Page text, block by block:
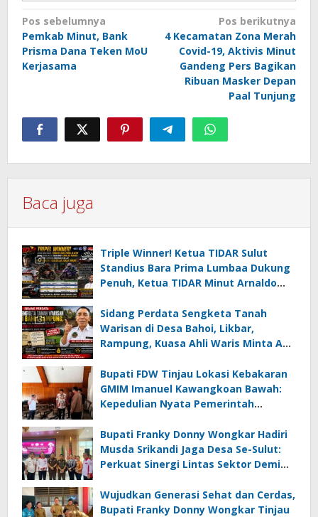
Navigasi
pos
Pos sebelumnya
Pemkab Minut, Bank
Prisma Dana Teken MoU
Kerjasama
Pos berikutnya
4 Kecamatan Zona Merah
Covid-19, Aktivis Minut
Gandeng Pers Bagikan
Ribuan Masker Depan
Paal Tunjung
Baca juga
Triple Winner! Ketua TIDAR Sulut
Standius Bara Prima Lumbaa Dukung
Penuh, Ketua TIDAR Minut Arnaldo
05 MC JOE Sapu Bersih Tiga Gelar
Juara Umum
Sidang Perdata Sengketa Tanah
Warisan di Desa Bahoi, Likbar,
Rampung, Kuasa Ahli Waris Minta APH
Korupsi Dandes
Bupati FDW Tinjau Lokasi Kebakaran
GMIM Imanuel Kawangkoan Bawah:
Kepedulian Nyata Pemerintah
Terdampak
Bupati Franky Donny Wongkar Hadiri
Musda Srikandi Jaga Desa Se-Sulut:
Perkuat Sinergi Lintas Sektor Demi
Wujudkan Generasi Sehat dan Cerdas,
Bupati Franky Donny Wongkar Tinjau